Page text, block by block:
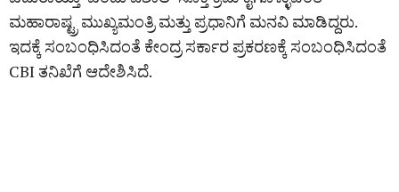
ಮಹಾರಾಷ್ಟ್ರ ಮುಖ್ಯಮಂತ್ರಿ ಮತ್ತು ಪ್ರಧಾನಿಗೆ ಮನವಿ ಮಾಡಿದ್ದರು.
ಇದಕ್ಕೆ ಸಂಬಂಧಿಸಿದಂತೆ ಕೇಂದ್ರ ಸರ್ಕಾರ ಪ್ರಕರಣಕ್ಕೆ ಸಂಬಂಧಿಸಿದಂತೆ
CBI ತನಿಖೆಗೆ ಆದೇಶಿಸಿದೆ.